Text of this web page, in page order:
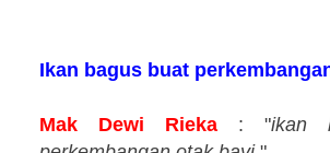
Ikan bagus buat
Mak Dewi Rieka : "ikan